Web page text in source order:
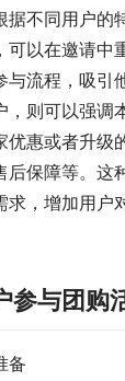
据不同用户的
可以在邀请中
与流程，吸引
，则可以强调
优惠或者升级
后保障等。这
求，增加用户
参与团购
备